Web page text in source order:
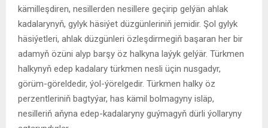
kämilleşdiren, nesillerden nesillere geçirip gelýän ahlak
kadalarynyň, gylyk häsiýet düzgünleriniň jemidir. Şol gylyk
häsiýetleri, ahlak düzgünleri özleşdirmegiň başaran her bir
adamyň özüni alyp barşy öz halkyna laýyk gelýär. Türkmen
halkynyň edep kadalary türkmen nesli üçin nusgadyr,
görüm-göreldedir, ýol-ýörelgedir. Türkmen halky öz
perzentleriniň bagtyýar, has kämil bolmagyny isläp,
nesilleriň aňyna edep-kadalaryny guýmagyň dürli ýollaryny